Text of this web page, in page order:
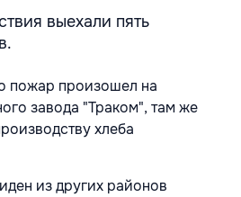
выехали пять
пожар произошел на
завода "Траком", там же
хлеба
из других районов